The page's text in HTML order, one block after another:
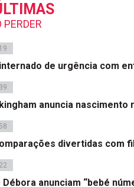
PERDER
de urgência com
anuncia nascimento
divertidas com
Débora anunciam “bebé